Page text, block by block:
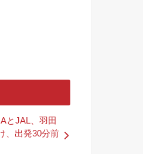
とJAL、羽田
、出発30分前